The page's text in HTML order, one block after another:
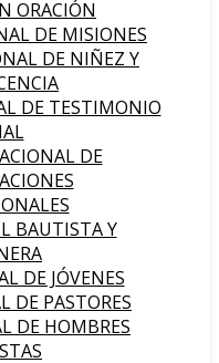
ORACIÓN
DE MISIONES
DE NIÑEZ Y
DE TESTIMONIO
DE
BAUTISTA Y
DE JÓVENES
DE PASTORES
DE HOMBRES